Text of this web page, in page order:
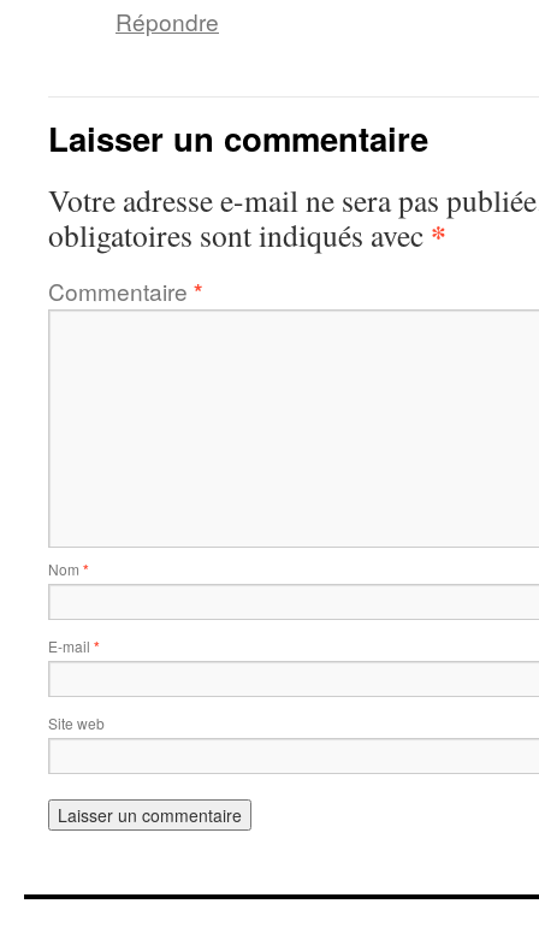
Répondre
Laisser un commentaire
Votre adresse e-mail ne sera pas
obligatoires sont indiqués avec *
Commentaire *
Nom *
E-mail *
Site web